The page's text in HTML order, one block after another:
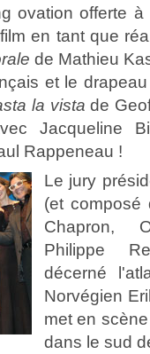
ovation offerte
en tant que
de Mathieu
et le
la vista de
Jacqueline
Rappeneau !
Le jury
(et composé
Chapron,
Philippe
décerné
Norvégien
met en
dans le sud